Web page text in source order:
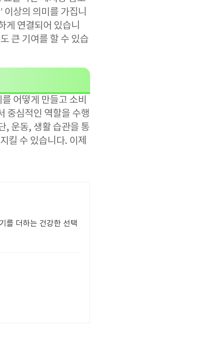
이상의 의미를 가집니
게 연결되어 있습니
큰 기여를 할 수 있습
어떻게 만들고 소비
중심적인 역할을 수행
, 운동, 생활 습관을 통
킬 수 있습니다. 이제
를 더하는 건강한 선택